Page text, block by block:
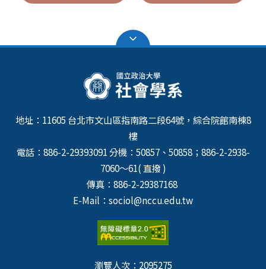
地址：11605 台北市文山區指南路二段64號，綜合院館南棟8
樓
電話：886-2-29393091 分機：50857、50858；886-2-2938-
7060～61( 直撥 )
傳真：886-2-29387168
E-Mail：sociol@nccu.edu.tw
瀏覽人次： 2095275